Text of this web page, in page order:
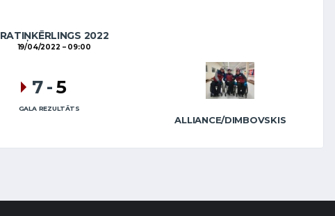
RATIŅKĒRLINGS 2022
19/04/2022 09:00
ALLIANCE/DIMBOVSKIS
7-5
GALA REZULTĀTS